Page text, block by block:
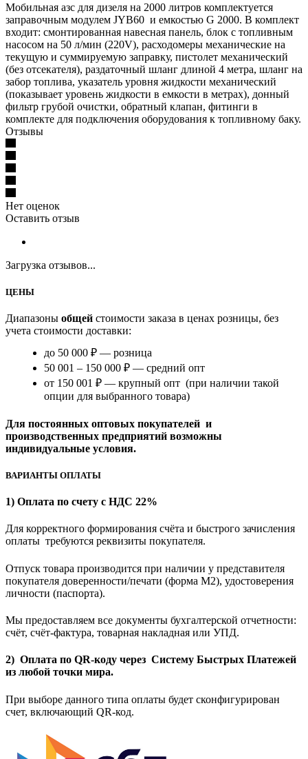
Мобильная азс для дизеля на 2000 литров комплектуется
заправочным модулем JYB60 и емкостью G 2000. В комплект
входит: смонтированная навесная панель, блок с топливным
насосом на 50 л/мин (220V), расходомеры механические на
текущую и суммируемую заправку, пистолет механический
(без отсекателя), раздаточный шланг длиной 4 метра, шланг на
забор топлива, указатель уровня жидкости механический
(показывает уровень жидкости в емкости в метрах), донный
фильтр грубой очистки, обратный клапан, фитинги в
комплекте для подключения оборудования к топливному баку.
Отзывы
Нет оценок
Оставить отзыв
Загрузка отзывов...
ЦЕНЫ
Диапазоны общей стоимости заказа в ценах розницы, без
учета стоимости доставки:
до 50 000 ₽ — розница
50 001 – 150 000 ₽ — средний опт
от 150 001 ₽ — крупный опт (при наличии такой
опции для выбранного товара)
Для постоянных оптовых покупателей и
производственных предприятий возможны
индивидуальные условия.
ВАРИАНТЫ ОПЛАТЫ
1) Оплата по счету с НДС 22%
Для корректного формирования счёта и быстрого зачисления
оплаты требуются реквизиты покупателя.
Отпуск товара производится при наличии у представителя
покупателя доверенности/печати (форма M2), удостоверения
личности (паспорта).
Мы предоставляем все документы бухгалтерской отчетности:
счёт, счёт-фактура, товарная накладная или УПД.
2) Оплата по QR-коду через Систему Быстрых Платежей
из любой точки мира.
При выборе данного типа оплаты будет сконфигурирован
счет, включающий QR-код.